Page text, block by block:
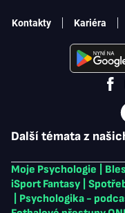
Další témata z
Moje Psychologie
iSport Fantasy
Psychologika -
Kontakty Kariéra